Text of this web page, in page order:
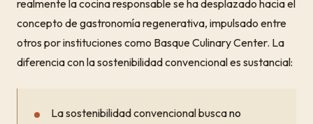
realmente la cocina responsable se ha desplazado hacia el
concepto de gastronomía regenerativa, impulsado entre
otros por instituciones como Basque Culinary Center. La
diferencia con la sostenibilidad convencional es sustancial:
La sostenibilidad convencional buscano